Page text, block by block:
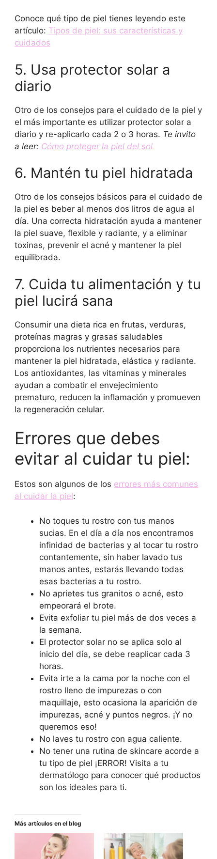
Conoce qué tipo de piel tienes leyendo este
artículo: Tipos de piel: sus características y
cuidados
5. Usa protector solar a
diario
Otro de los consejos para el cuidado de la piel y
el más importante es utilizar protector solar a
diario y re-aplicarlo cada 2 o 3 horas. Te invito
a leer: Cómo proteger la piel del sol
6. Mantén tu piel hidratada
Otro de los consejos básicos para el cuidado de
la piel es beber al menos dos litros de agua al
día. Una correcta hidratación ayuda a mantener
la piel suave, flexible y radiante, y a eliminar
toxinas, prevenir el acné y mantener la piel
equilibrada.
7. Cuida tu alimentación y tu
piel lucirá sana
Consumir una dieta rica en frutas, verduras,
proteínas magras y grasas saludables
proporciona los nutrientes necesarios para
mantener la piel hidratada, elástica y radiante.
Los antioxidantes, las vitaminas y minerales
ayudan a combatir el envejecimiento
prematuro, reducen la inflamación y promueven
la regeneración celular.
Errores que debes
evitar al cuidar tu piel:
Estos son algunos de los errores más comunes
al cuidar la piel:
No toques tu rostro con tus manos
sucias. En el día a día nos encontramos
infinidad de bacterias y al tocar tu rostro
contantemente, sin haber lavado tus
manos antes, estarás llevando todas
esas bacterias a tu rostro.
No aprietes tus granitos o acné, esto
empeorará el brote.
Evita exfoliar tu piel más de dos veces a
la semana.
El protector solar no se aplica solo al
inicio del día, se debe reaplicar cada 3
horas.
Evita irte a la cama por la noche con el
rostro lleno de impurezas o con
maquillaje, esto ocasiona la aparición de
impurezas, acné y puntos negros. ¡Y no
queremos eso!
No laves tu rostro con agua caliente.
No tener una rutina de skincare acorde a
tu tipo de piel ¡ERROR! Visita a tu
dermatólogo para conocer qué productos
son los ideales para ti.
Más artículos en el blog